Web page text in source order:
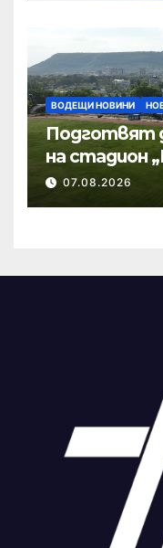
ВОДЕЩИ НОВИНИ
Подготвят
на стадион
07.08.2026